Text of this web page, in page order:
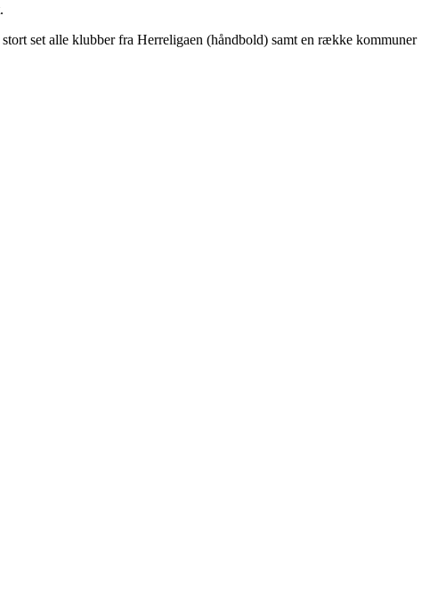
set alle klubber fra Herreligaen (håndbold) samt en række kommuner